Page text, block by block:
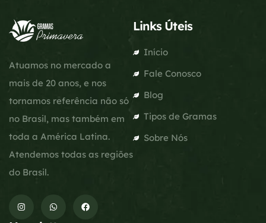
Atuamos no mercado a
mais de 20 anos, e nos
tornamos referência não só
no Brasil, mas também em
toda a América Latina.
Atendemos todas as regiões
do Brasil.
Links Úteis
Início
Fale Conosco
Blog
Tipos de Gramas
Sobre Nós